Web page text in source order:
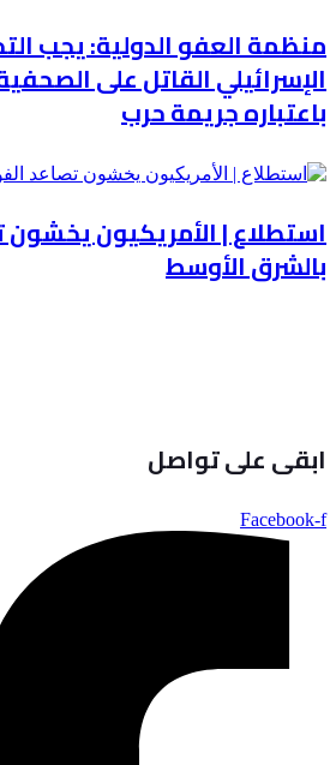
منظمة العفو الدولية: يجب
الإسرائيلي القاتل على
باعتباره جريمة حرب
استطلاع | الأمريكيون
بالشرق الأوسط
ابقى على تواصل
Facebook-f